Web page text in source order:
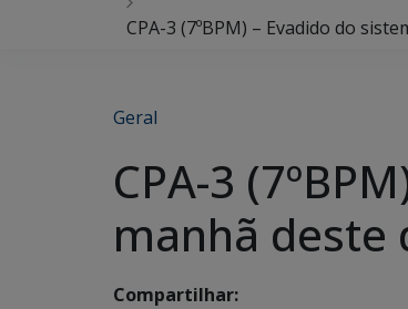
CPA-3 (7ºBPM) – Evadido do
Geral
CPA-3
manhã deste
Compartilhar: